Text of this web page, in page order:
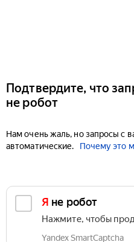
Подтвердите, что
не робот
Нам очень жаль, но запросы с
автоматические.
Почему это
Я не робот
Нажмите, чтобы
Yandex SmartCaptcha